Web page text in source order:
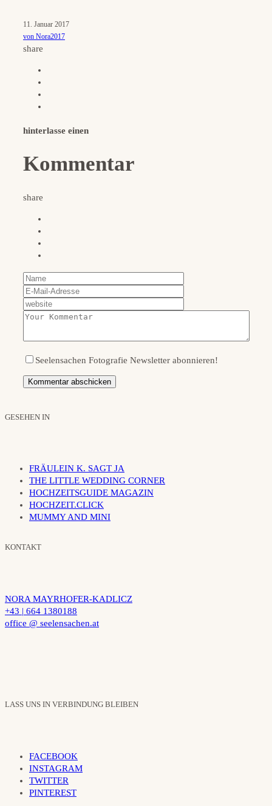
11. Januar 2017
von Nora2017
share
hinterlasse einen
Kommentar
share
Seelensachen Fotografie Newsletter abonnieren!
GESEHEN IN
FRÄULEIN K. SAGT JA
THE LITTLE WEDDING CORNER
HOCHZEITSGUIDE MAGAZIN
HOCHZEIT.CLICK
MUMMY AND MINI
KONTAKT
NORA MAYRHOFER-KADLICZ
+43 | 664 1380188
office @ seelensachen.at
LASS UNS IN VERBINDUNG BLEIBEN
FACEBOOK
INSTAGRAM
TWITTER
PINTEREST